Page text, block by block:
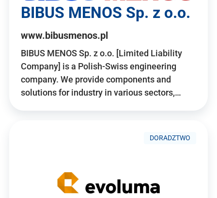
BIBUS MENOS Sp. z o.o.
www.bibusmenos.pl
BIBUS MENOS Sp. z o.o. [Limited Liability
Company] is a Polish-Swiss engineering
company. We provide components and
solutions for industry in various sectors,…
DORADZTWO